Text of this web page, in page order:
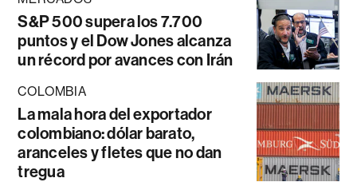
S&P 500 supera los 7.700
puntos y el Dow Jones alcanza
un récord por avances con Irán
COLOMBIA
La mala hora del exportador
colombiano: dólar barato,
aranceles y fletes que no dan
tregua